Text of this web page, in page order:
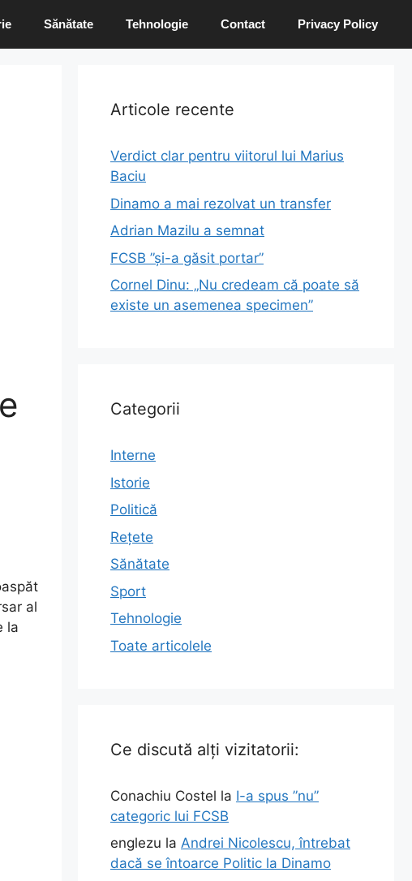
Sănătate Tehnologie Contact Privacy Policy
al
la
Articole recente
Verdict clar pentru viitorul lui Marius
Baciu
Dinamo a mai rezolvat un transfer
Adrian Mazilu a semnat
FCSB ”și-a găsit portar”
Cornel Dinu: „Nu credeam că poate să
existe un asemenea specimen”
Categorii
Interne
Istorie
Politică
Rețete
Sănătate
Sport
Tehnologie
Toate articolele
Ce discută alți vizitatorii:
Conachiu Costel la I-a spus ”nu”
categoric lui FCSB
englezu la Andrei Nicolescu, întrebat
dacă se întoarce Politic la Dinamo